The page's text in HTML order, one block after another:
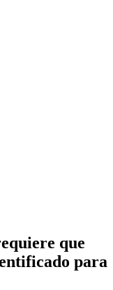
que
para